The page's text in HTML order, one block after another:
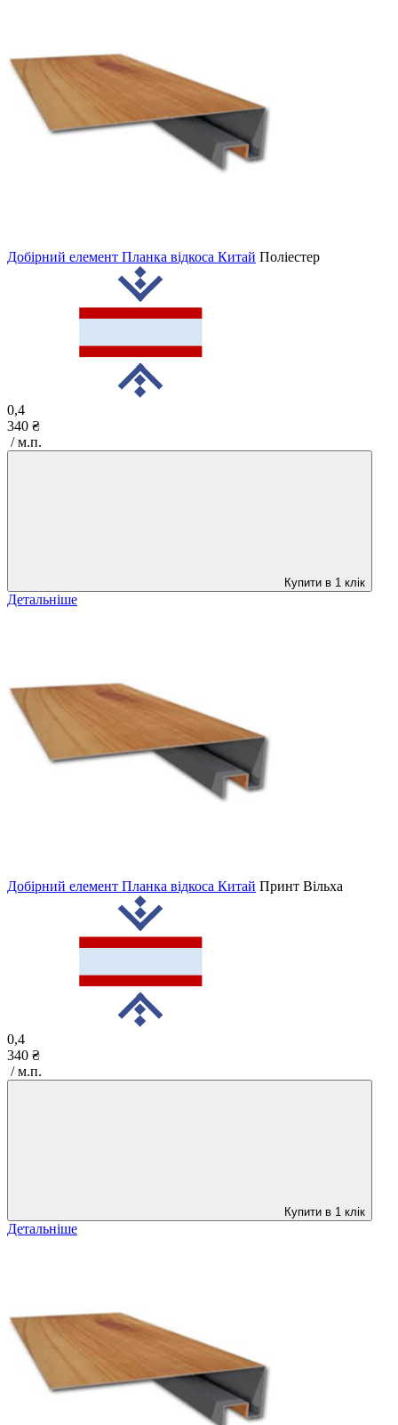
Добірний елемент Планка відкоса Китай Поліестер
0,4
340 ₴
/ м.п.
Купити в 1 клік
Детальніше
Добірний елемент Планка відкоса Китай Принт Вільха
0,4
340 ₴
/ м.п.
Купити в 1 клік
Детальніше